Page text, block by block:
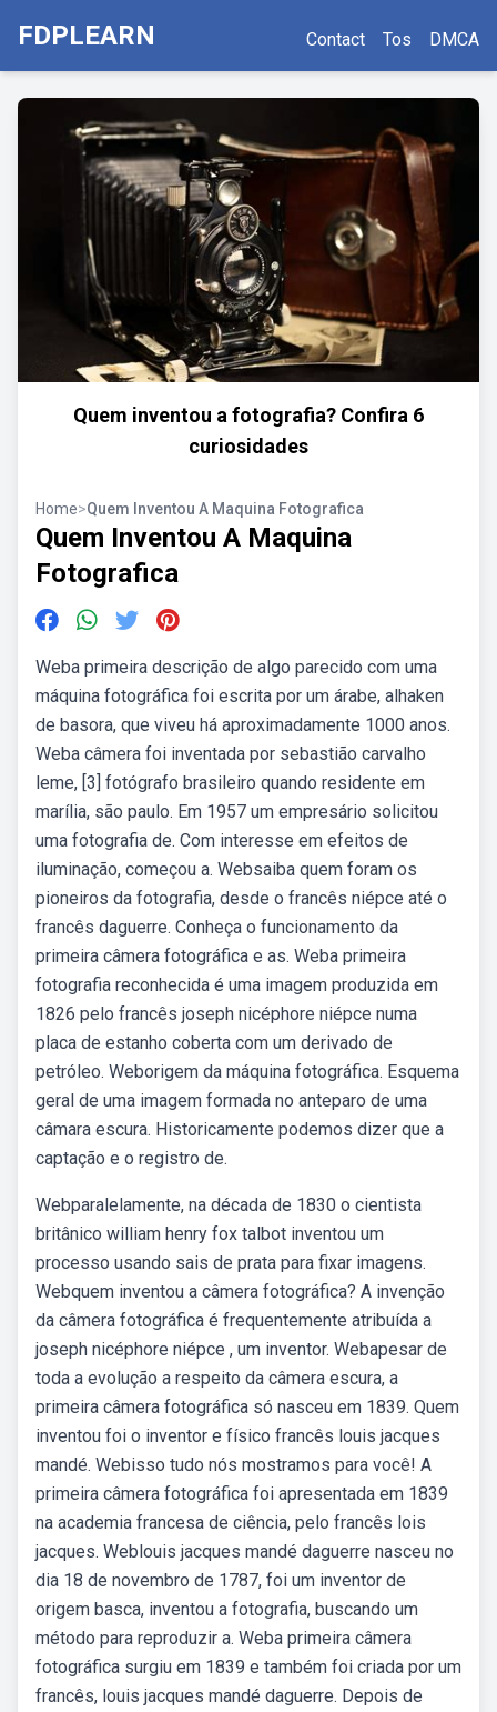
FDPLEARN Contact Tos DMCA
Quem inventou a fotografia? Confira 6
curiosidades
Home>Quem Inventou A Maquina Fotografica
Quem Inventou A Maquina
Fotografica
Weba primeira descrição de algo parecido com uma
máquina fotográfica foi escrita por um árabe, alhaken
de basora, que viveu há aproximadamente 1000 anos.
Weba câmera foi inventada por sebastião carvalho
leme, [3] fotógrafo brasileiro quando residente em
marília, são paulo. Em 1957 um empresário solicitou
uma fotografia de. Com interesse em efeitos de
iluminação, começou a. Websaiba quem foram os
pioneiros da fotografia, desde o francês niépce até o
francês daguerre. Conheça o funcionamento da
primeira câmera fotográfica e as. Weba primeira
fotografia reconhecida é uma imagem produzida em
1826 pelo francês joseph nicéphore niépce numa
placa de estanho coberta com um derivado de
petróleo. Weborigem da máquina fotográfica. Esquema
geral de uma imagem formada no anteparo de uma
câmara escura. Historicamente podemos dizer que a
captação e o registro de.
Webparalelamente, na década de 1830 o cientista
britânico william henry fox talbot inventou um
processo usando sais de prata para fixar imagens.
Webquem inventou a câmera fotográfica? A invenção
da câmera fotográfica é frequentemente atribuída a
joseph nicéphore niépce , um inventor. Webapesar de
toda a evolução a respeito da câmera escura, a
primeira câmera fotográfica só nasceu em 1839. Quem
inventou foi o inventor e físico francês louis jacques
mandé. Webisso tudo nós mostramos para você! A
primeira câmera fotográfica foi apresentada em 1839
na academia francesa de ciência, pelo francês lois
jacques. Weblouis jacques mandé daguerre nasceu no
dia 18 de novembro de 1787, foi um inventor de
origem basca, inventou a fotografia, buscando um
método para reproduzir a. Weba primeira câmera
fotográfica surgiu em 1839 e também foi criada por um
francês, louis jacques mandé daguerre. Depois de